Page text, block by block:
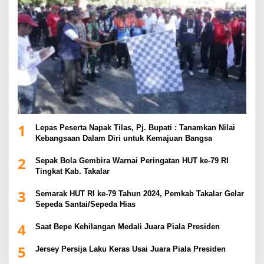
1
Lepas Peserta Napak Tilas, Pj. Bupati : Tanamkan Nilai
Kebangsaan Dalam Diri untuk Kemajuan Bangsa
2
Sepak Bola Gembira Warnai Peringatan HUT ke-79 RI
Tingkat Kab. Takalar
3
Semarak HUT RI ke-79 Tahun 2024, Pemkab Takalar Gelar
Sepeda Santai/Sepeda Hias
4 Saat Bepe Kehilangan Medali Juara Piala Presiden
5 Jersey Persija Laku Keras Usai Juara Piala Presiden